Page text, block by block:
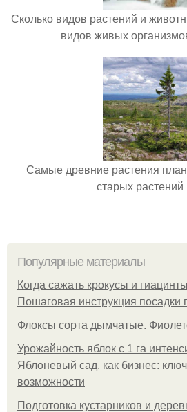
Сколько видов растений и
видов живых
Самые древние растения
старых
Популярные материалы
Когда сажать крокусы и
Пошаговая инструкция посадки
Флоксы сорта дымчатые.
Урожайность яблок с 1 га
Яблоневый сад, как бизнес:
возможности
Подготовка кустарников и